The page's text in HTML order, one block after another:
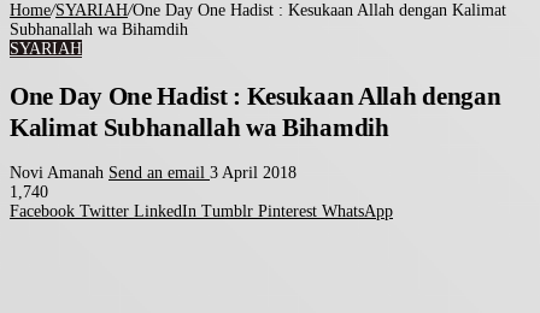
Home/SYARIAH/One Day One Hadist : Kesukaan Allah dengan Kalimat
Subhanallah wa Bihamdih
SYARIAH
One Day One Hadist : Kesukaan Allah dengan
Kalimat Subhanallah wa Bihamdih
Novi Amanah Send an email 3 April 2018
1,740
Facebook Twitter LinkedIn Tumblr Pinterest WhatsApp